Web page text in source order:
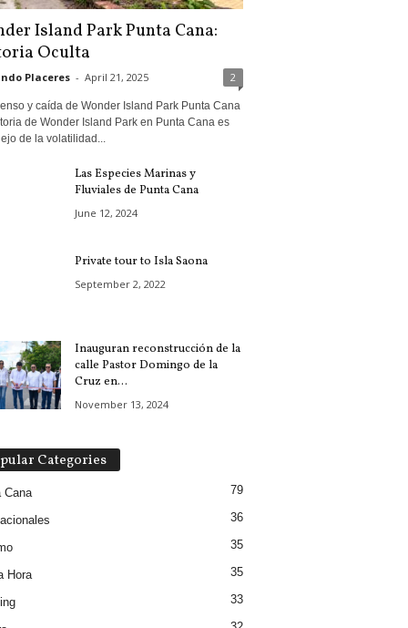
Island Park Punta Cana:
Oculta
Placeres - April 21, 2025 2
y caída de Wonder Island Park Punta Cana
de Wonder Island Park en Punta Cana es
de la volatilidad...
Las Especies Marinas y
Fluviales de Punta Cana
June 12, 2024
Private tour to Isla Saona
September 2, 2022
Inauguran reconstrucción de la
calle Pastor Domingo de la
Cruz en...
November 13, 2024
Categories
Cana 79
36
35
Hora 35
33